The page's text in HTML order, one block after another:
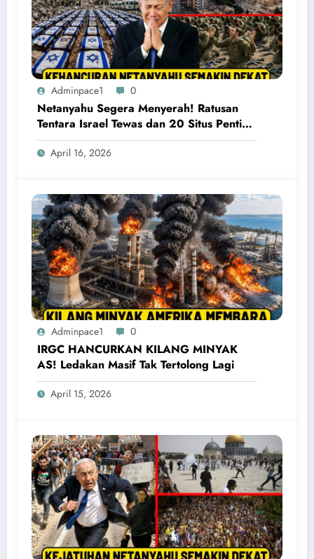
Adminpace1 0
Netanyahu Segera Menyerah! Ratusan
Tentara Israel Tewas dan 20 Situs Penting
Meledak
April 16, 2026
Adminpace1 0
IRGC HANCURKAN KILANG MINYAK
AS! Ledakan Masif Tak Tertolong Lagi
April 15, 2026